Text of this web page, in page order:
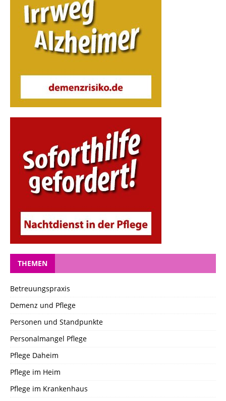
THEMEN
Betreuungspraxis
Demenz und Pflege
Personen und Standpunkte
Personalmangel Pflege
Pflege Daheim
Pflege im Heim
Pflege im Krankenhaus